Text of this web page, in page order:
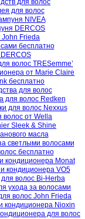
для волос
NIVEA
DERCOS
Frieda
бесплатно
волос TRESemme’
от Marie Claire
бесплатно
для волос
для волос Redken
для волос Nexxus
от Wella
Sleek & Shine
масла
светлыми волосами
бесплатно
кондиционера Monat
кондиционера VO5
волос Bi-Herba
ухода за волосами
волос John Frieda
кондиционера Nioxin
для волос